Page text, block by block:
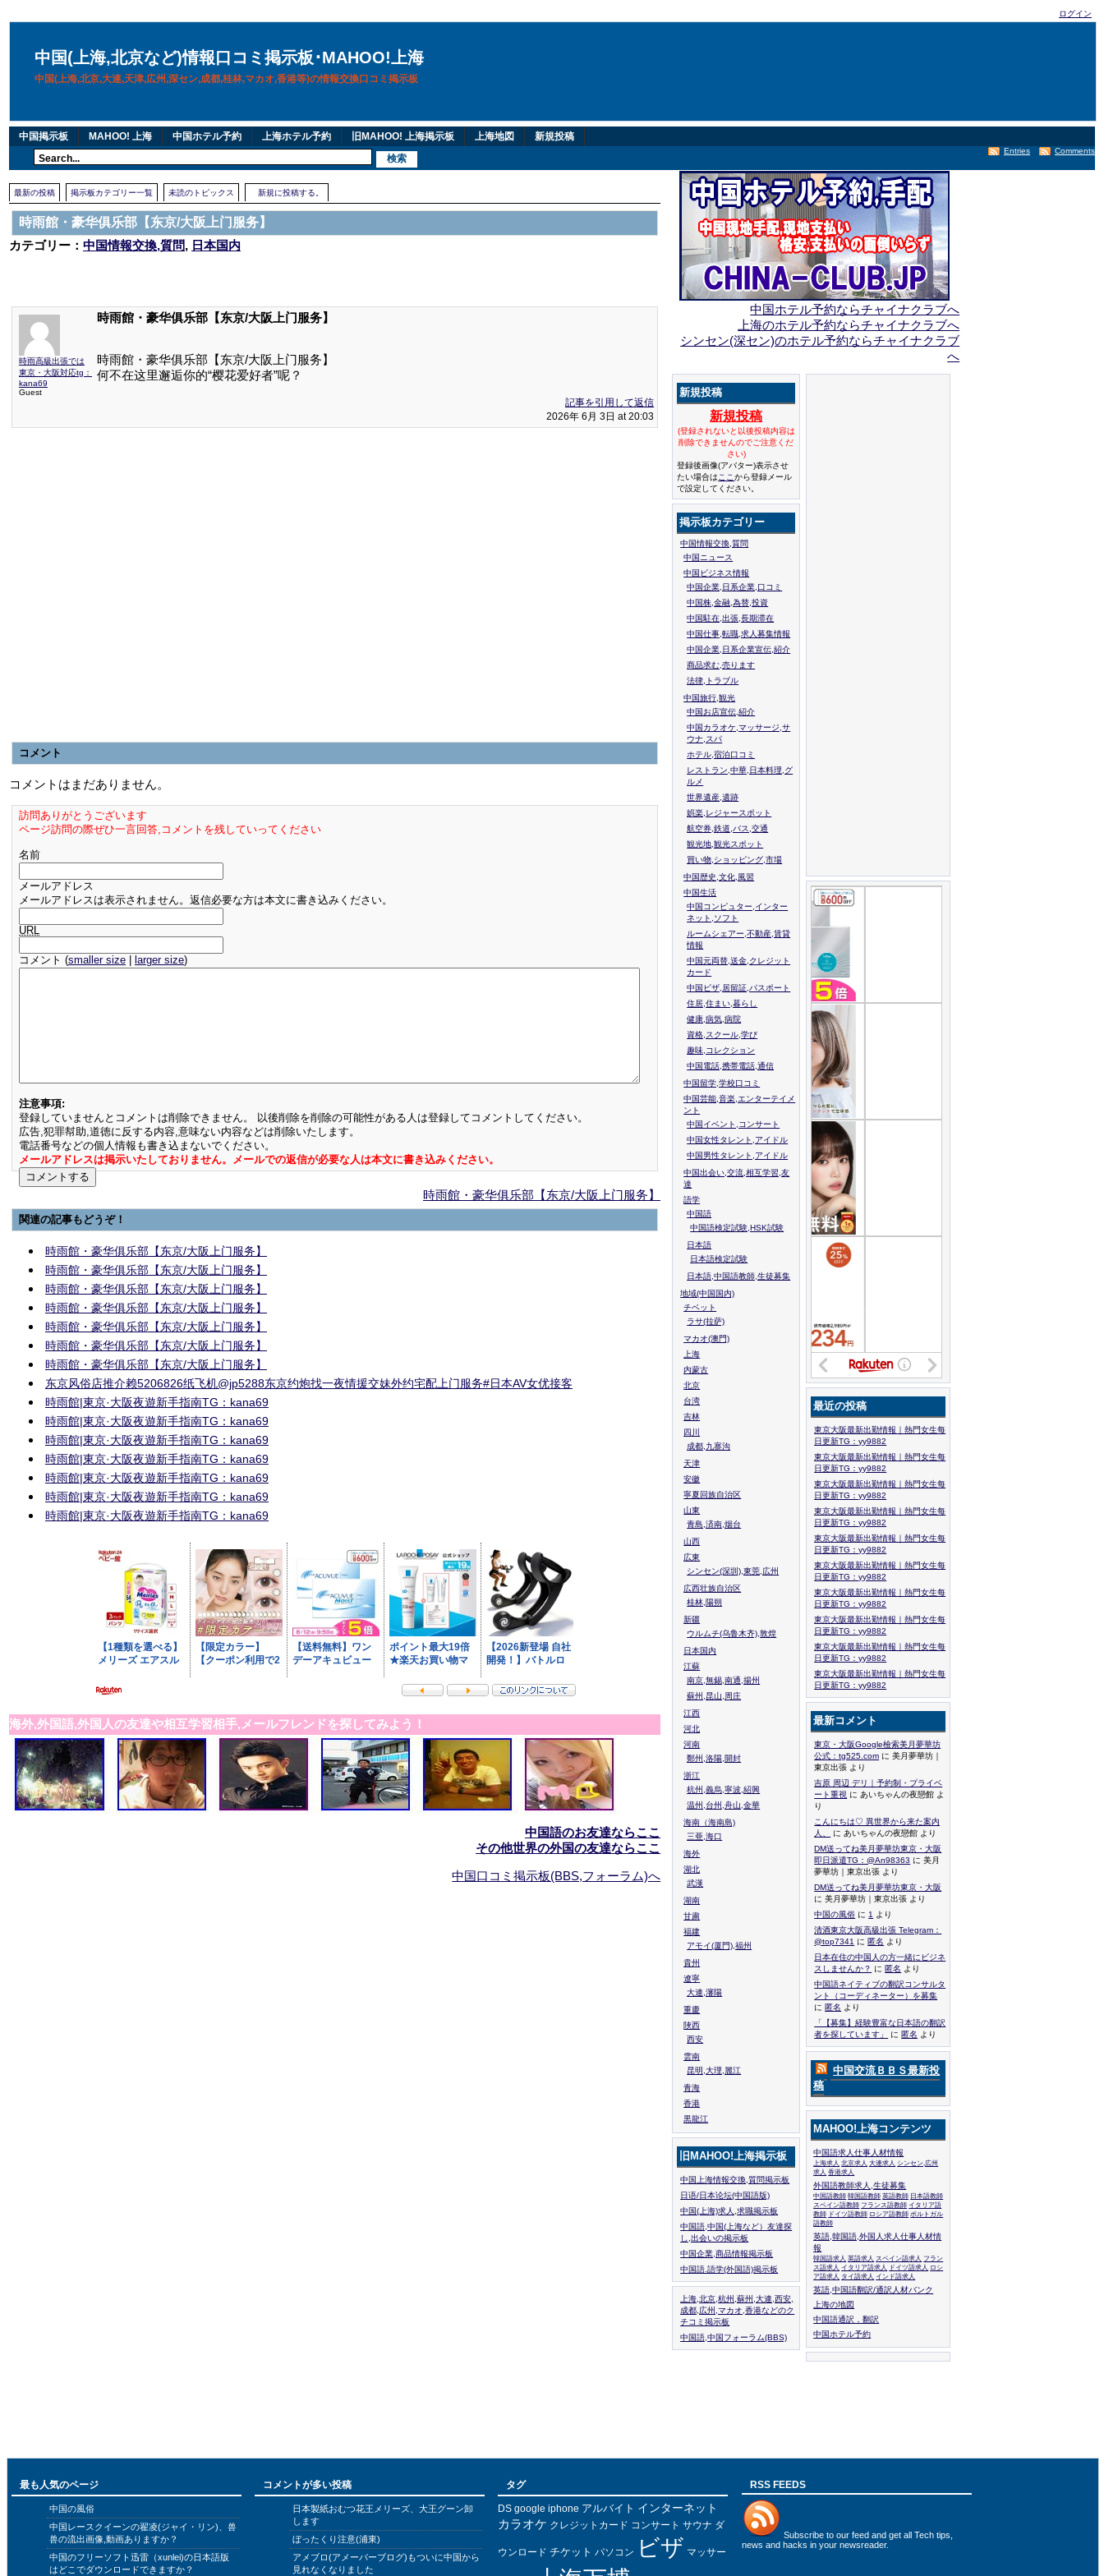
ログイン
中国(上海,北京など)情報口コミ掲示板･MAHOO!上海
中国(上海,北京,大連,天津,広州,深セン,成都,桂林,マカオ,香港等)の情報交換口コミ掲示板
中国掲示板 MAHOO! 上海 中国ホテル予約 上海ホテル予約 旧MAHOO! 上海掲示板 上海地図 新規投稿
Comments
Entries
最新の投稿 掲示板カテゴリー一覧 未読のトピックス 新規に投稿する。
時雨館・豪华俱乐部【东京/大阪上门服务】
カテゴリー： 中国情報交換,質問, 日本国内
時雨高級出張では
東京・大阪対応tg：
kana69
Guest
時雨館・豪华俱乐部【东京/大阪上门服务】
時雨館・豪华俱乐部【东京/大阪上门服务】
何不在这里邂逅你的“樱花爱好者”呢？
記事を引用して返信
2026年 6月 3日 at 20:03
コメント
コメントはまだありません。
訪問ありがとうございます
ページ訪問の際ぜひ一言回答,コメントを残していってください
名前
メールアドレス
メールアドレスは表示されません。返信必要な方は本文に書き込みください。
URL
コメント (smaller size larger size)
注意事項:
登録していませんとコメントは削除できません。 以後削除を削除の可能性がある人は登録してコメントしてください。
広告,犯罪幇助,道徳に反する内容,意味ない内容などは削除いたします。
電話番号などの個人情報も書き込まないでください。
メールアドレスは掲示いたしておりません。メールでの返信が必要な人は本文に書き込みください。
時雨館・豪华俱乐部【东京/大阪上门服务】
関連の記事もどうぞ！
時雨館・豪华俱乐部【东京/大阪上门服务】
時雨館・豪华俱乐部【东京/大阪上门服务】
時雨館・豪华俱乐部【东京/大阪上门服务】
時雨館・豪华俱乐部【东京/大阪上门服务】
時雨館・豪华俱乐部【东京/大阪上门服务】
時雨館・豪华俱乐部【东京/大阪上门服务】
時雨館・豪华俱乐部【东京/大阪上门服务】
东京风俗店推介赖5206826纸飞机@jp5288东京约炮找一夜情援交妹外约宅配上门服务#日本AV女优接客
時雨館|東京·大阪夜遊新手指南TG：kana69
時雨館|東京·大阪夜遊新手指南TG：kana69
時雨館|東京·大阪夜遊新手指南TG：kana69
時雨館|東京·大阪夜遊新手指南TG：kana69
時雨館|東京·大阪夜遊新手指南TG：kana69
時雨館|東京·大阪夜遊新手指南TG：kana69
時雨館|東京·大阪夜遊新手指南TG：kana69
海外,外国語,外国人の友達や相互学習相手,メールフレンドを探してみよう！
中国語のお友達ならここ
その他世界の外国の友達ならここ
中国口コミ掲示板(BBS,フォーラム)へ
中国ホテル予約ならチャイナクラブへ
上海のホテル予約ならチャイナクラブへ
シンセン(深セン)のホテル予約ならチャイナクラブ
へ
新規投稿
新規投稿
(登録されないと以後投稿内容は
削除できませんのでご注意くだ
さい)
登録後画像(アバター)表示させ
たい場合は ここから登録メール
で設定してください。
掲示板カテゴリー
中国情報交換,質問
中国ニュース
中国ビジネス情報
中国企業,日系企業,口コミ
中国株,金融,為替,投資
中国駐在,出張,長期滞在
中国仕事,転職,求人募集情報
中国企業,日系企業宣伝,紹介
商品求む,売ります
法律,トラブル
中国旅行,観光
中国お店宣伝,紹介
中国カラオケ,マッサージ,サ
ウナ,スパ
ホテル,宿泊口コミ
レストラン,中華,日本料理,グ
ルメ
世界遺産,遺跡
娯楽,レジャースポット
航空券,鉄道,バス,交通
観光地,観光スポット
買い物,ショッピング,市場
中国歴史,文化,風習
中国生活
中国コンピュター,インター
ネット,ソフト
ルームシェアー,不動産,賃貸
情報
中国元両替,送金,クレジット
カード
中国ビザ,居留証,パスポート
住居,住まい,暮らし
健康,病気,病院
資格,スクール,学び
趣味,コレクション
中国電話,携帯電話,通信
中国留学,学校口コミ
中国芸能,音楽,エンターテイメ
ント
中国イベント,コンサート
中国女性タレント,アイドル
中国男性タレント,アイドル
中国出会い,交流,相互学習,友
達
語学
中国語
中国語検定試験,HSK試験
日本語
日本語検定試験
日本語,中国語教師,生徒募集
地域(中国国内)
チベット
ラサ(拉萨)
マカオ(澳門)
上海
内蒙古
北京
台湾
吉林
四川
成都,九寨沟
天津
安徽
寧夏回族自治区
山東
青島,済南,烟台
山西
広東
シンセン(深圳),東莞,広州
広西壮族自治区
桂林,陽朔
新疆
ウルムチ(乌鲁木齐),敦煌
日本国内
江蘇
南京,無錫,南通,揚州
蘇州,昆山,周庄
江西
河北
河南
鄭州,洛陽,開封
浙江
杭州,義烏,寧波,紹興
温州,台州,舟山,金華
海南（海南島)
三亜,海口
海外
湖北
武漢
湖南
甘粛
福建
アモイ(厦門),福州
貴州
遼寧
大連,瀋陽
重慶
陜西
西安
雲南
昆明,大理,麗江
青海
香港
黒龍江
旧MAHOO!上海掲示板
中国上海情報交換,質問掲示板
日语/日本论坛(中国語版)
中国(上海)求人,求職掲示板
中国語,中国(上海など）友達探
し,出会いの掲示板
中国企業,商品情報掲示板
中国語.語学(外国語)掲示板
上海,北京,杭州,蘇州,大連,西安,
成都,広州,マカオ,香港などのク
チコミ掲示板
中国語,中国フォーラム(BBS)
最近の投稿
東京大阪最新出勤情報｜熱門女生每
日更新TG：yy9882
東京大阪最新出勤情報｜熱門女生每
日更新TG：yy9882
東京大阪最新出勤情報｜熱門女生每
日更新TG：yy9882
東京大阪最新出勤情報｜熱門女生每
日更新TG：yy9882
東京大阪最新出勤情報｜熱門女生每
日更新TG：yy9882
東京大阪最新出勤情報｜熱門女生每
日更新TG：yy9882
東京大阪最新出勤情報｜熱門女生每
日更新TG：yy9882
東京大阪最新出勤情報｜熱門女生每
日更新TG：yy9882
東京大阪最新出勤情報｜熱門女生每
日更新TG：yy9882
東京大阪最新出勤情報｜熱門女生每
日更新TG：yy9882
最新コメント
東京・大阪Google檢索美月夢華坊
公式：tg525.com に 美月夢華坊｜
東京出張 より
吉原 周辺 デリ｜予約制・プライベ
ート重視 に あいちゃんの夜戀館 よ
り
こんにちは♡ 異世界から来た案内
人、
に あいちゃんの夜戀館 より
DM送ってね美月夢華坊東京・大阪
即日派遣TG：@An98363 に 美月
夢華坊｜東京出張 より
DM送ってね美月夢華坊東京・大阪
に 美月夢華坊｜東京出張 より
中国の風俗 に 1
より
清酒東京大阪高級出張 Telegram：
@top7341 に 匿名 より
日本在住の中国人の方一緒にビジネ
スしませんか？ に 匿名 より
中国語ネイティブの翻訳コンサルタ
ント（コーディネーター）を募集
に 匿名 より
「【募集】経験豊富な日本語の翻訳
者を探しています」
に 匿名 より
中国交流ＢＢＳ最新投
稿
MAHOO!上海コンテンツ
中国語求人仕事人材情報
上海求人 北京求人 大連求人 シンセン,広州
求人 香港求人
外国語教師求人,生徒募集
中国語教師 韓国語教師 英語教師 日本語教師
スペイン語教師 フランス語教師 イタリア語
教師 ドイツ語教師 ロシア語教師 ポルトガル
語教師
英語,韓国語,外国人求人仕事人材情
報
韓国語求人 英語求人 スペイン語求人 フラン
ス語求人 イタリア語求人 ドイツ語求人 ロシ
ア語求人 タイ語求人 インド語求人
英語,中国語翻訳/通訳人材バンク
上海の地図
中国語通訳，翻訳
中国ホテル予約
最も人気のページ
中国の風俗
中国レースクイーンの翟凌(ジャイ・リン)、兽
兽の流出画像,動画ありますか？
中国のフリーソフト迅雷（xunlei)の日本語版
はどこでダウンロードできますか？
コメントが多い投稿
日本製紙おむつ花王メリーズ、大王グーン卸
します
ぼったくり注意(浦東)
アメブロ(アメーバーブログ)もついに中国から
見れなくなりました
タグ
DS google iphone アルバイト インターネット
カラオケ クレジットカード コンサート サウナ ダ
ウンロード チケット パソコン ビザ マッサー
RSS FEEDS
Subscribe to our feed and get all Tech tips,
news and hacks in your newsreader.